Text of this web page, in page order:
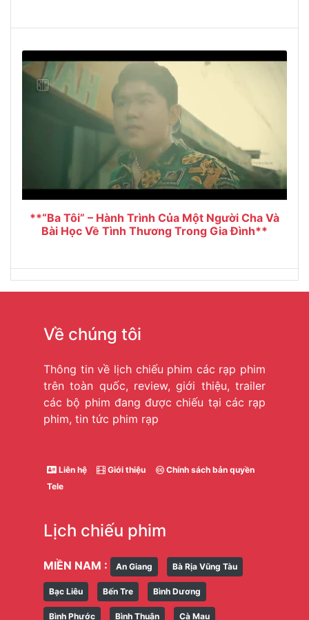
**“Ba Tôi” – Hành Trình Của Một Người Cha Và
Bài Học Về Tình Thương Trong Gia Đình**
Về chúng tôi
Thông tin về lịch chiếu phim các rạp phim
trên toàn quốc, review, giới thiệu, trailer
các bộ phim đang được chiếu tại các rạp
phim, tin tức phim rạp
Liên hệ Giới thiệu
Chính sách bản quyền
Tele
Lịch chiếu phim
MIỀN NAM : An Giang Bà Rịa Vũng Tàu
Bạc Liêu Bến Tre Bình Dương
Bình Phước Bình Thuận Cà Mau